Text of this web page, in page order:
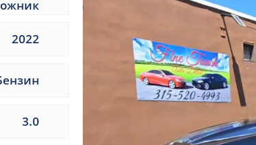
2022
3.0